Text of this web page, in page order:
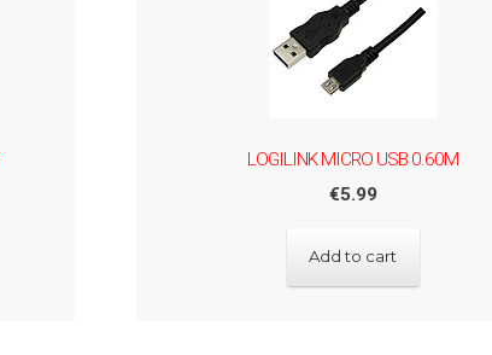
LOGILINK MICRO USB 0.60M
€5.99
Add to cart